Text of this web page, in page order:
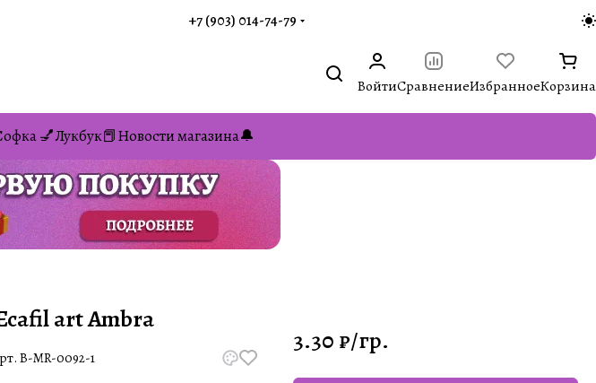
+7 (903) 014-74-79‬
ВойтиСравнениеИзбранноеКорзина
💅Лукбук📕Новости магазина🔔
art Ambra
B-MR-0092-1
3.30 ₽/гр.